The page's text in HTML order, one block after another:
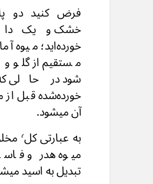
فرض کنید دو
خشک و یک
خورده‌اید؛ میوه
مستقیم از گلو
شود در حالی
خورده‌شده قبل از
آن میشود.
به
میوه هدر و
تبدیل به اسید